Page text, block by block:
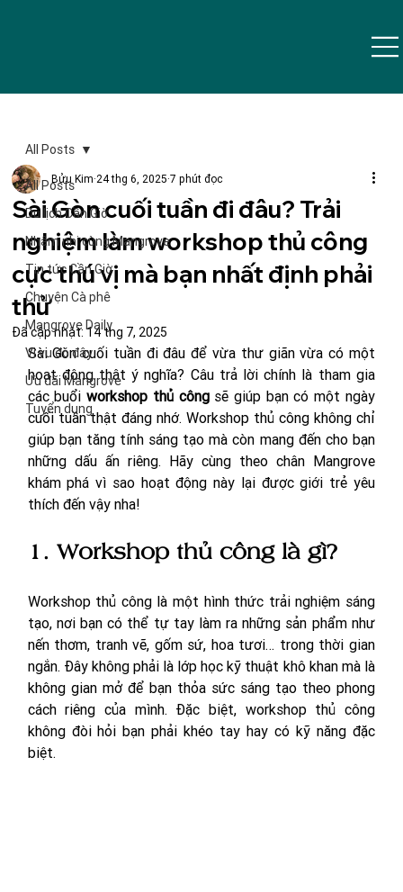
All Posts
Du lịch Cần Giờ
Nhâm nhi cùng Mangrove
Tin tức Cần Giờ
Chuyện Cà phê
Mangrove Daily
Vi vu đó đây
Ưu đãi Mangrove
Tuyển dụng
All Posts
Sài Gòn cuối tuần đi đâu? Trải
nghiệm làm workshop thủ công
cực thú vị mà bạn nhất định phải
thử
Bửu Kim 24 thg 6, 2025 7 phút đọc
Đã cập nhật:14 thg 7, 2025
Sài Gòn cuối tuần đi đâu để vừa thư giãn vừa có một
hoạt động thật ý nghĩa? Câu trả lời chính là tham gia
các buổi workshop thủ công sẽ giúp bạn có một ngày
cuối tuần thật đáng nhớ. Workshop thủ công không chỉ
giúp bạn tăng tính sáng tạo mà còn mang đến cho bạn
những dấu ấn riêng. Hãy cùng theo chân Mangrove
khám phá vì sao hoạt động này lại được giới trẻ yêu
thích đến vậy nha!
1. Workshop thủ công là gì?
Workshop thủ công là một hình thức trải nghiệm sáng
tạo, nơi bạn có thể tự tay làm ra những sản phẩm như
nến thơm, tranh vẽ, gốm sứ, hoa tươi… trong thời gian
ngắn. Đây không phải là lớp học kỹ thuật khô khan mà là
không gian mở để bạn thỏa sức sáng tạo theo phong
cách riêng của mình. Đặc biệt, workshop thủ công
không đòi hỏi bạn phải khéo tay hay có kỹ năng đặc
biệt.